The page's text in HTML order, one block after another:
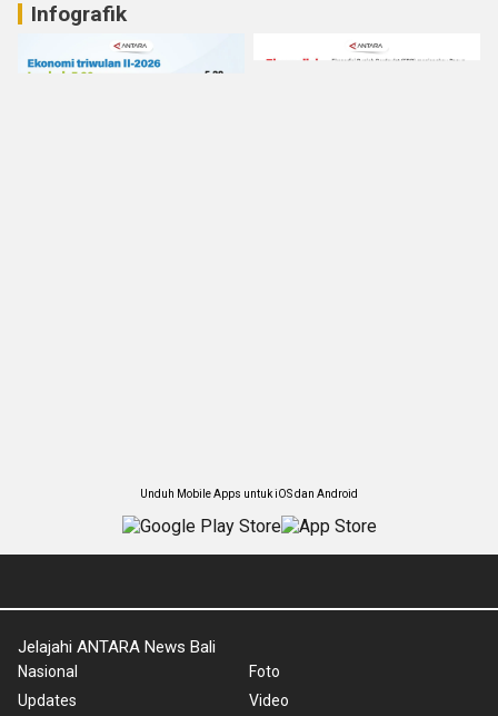
Infografik
Unduh Mobile Apps untuk iOS dan Android
Jelajahi ANTARA News Bali
Nasional
Updates
Foto
Video